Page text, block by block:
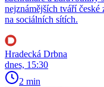
nejznámějších tváří české
na sociálních sítích.
Hradecká Drbna
dnes, 15:30
2 min